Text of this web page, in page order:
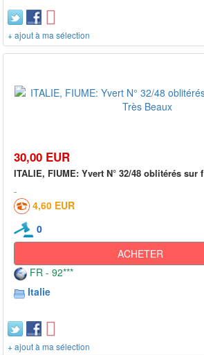
+ ajout à ma sélection
30,00 EUR
ITALIE, FIUME: Yvert N° 32/48 oblitérés sur f
4,60 EUR
0
ACHETER
FR - 92***
Italie
+ ajout à ma sélection